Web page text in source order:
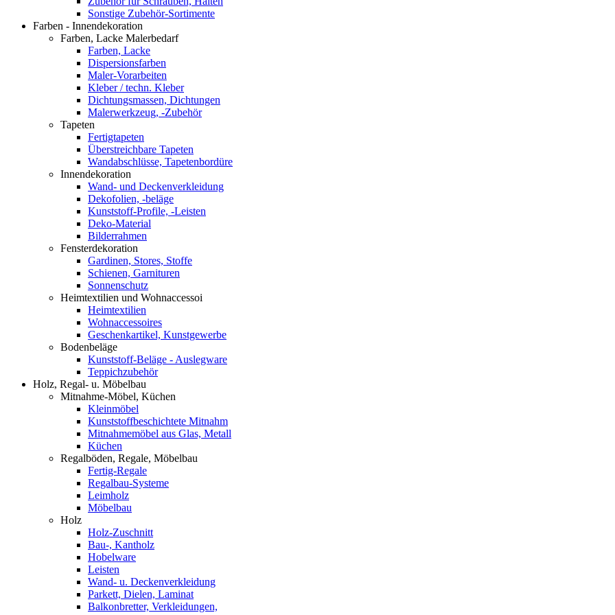
Sonstige Zubehör-Sortimente
Farben - Innendekoration
Farben, Lacke Malerbedarf
Farben, Lacke
Dispersionsfarben
Maler-Vorarbeiten
Kleber / techn. Kleber
Dichtungsmassen, Dichtungen
Malerwerkzeug, -Zubehör
Tapeten
Fertigtapeten
Überstreichbare Tapeten
Wandabschlüsse, Tapetenbordüre
Innendekoration
Wand- und Deckenverkleidung
Dekofolien, -beläge
Kunststoff-Profile, -Leisten
Deko-Material
Bilderrahmen
Fensterdekoration
Gardinen, Stores, Stoffe
Schienen, Garnituren
Sonnenschutz
Heimtextilien und Wohnaccessoi
Heimtextilien
Wohnaccessoires
Geschenkartikel, Kunstgewerbe
Bodenbeläge
Kunststoff-Beläge - Auslegware
Teppichzubehör
Holz, Regal- u. Möbelbau
Mitnahme-Möbel, Küchen
Kleinmöbel
Kunststoffbeschichtete Mitnahm
Mitnahmemöbel aus Glas, Metall
Küchen
Regalböden, Regale, Möbelbau
Fertig-Regale
Regalbau-Systeme
Leimholz
Möbelbau
Holz
Holz-Zuschnitt
Bau-, Kantholz
Hobelware
Leisten
Wand- u. Deckenverkleidung
Parkett, Dielen, Laminat
Balkonbretter, Verkleidungen,